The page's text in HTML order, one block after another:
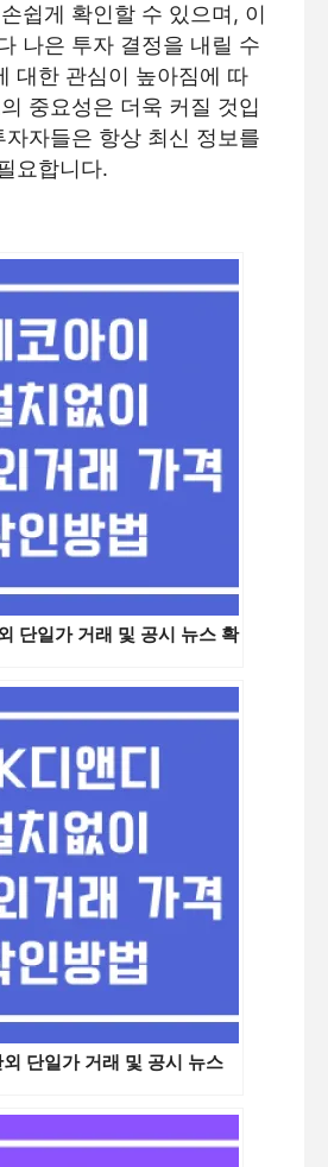
쉽게 확인할 수 있으며, 이
나은 투자 결정을 내릴 수
대한 관심이 높아짐에 따
중요성은 더욱 커질 것입
자자들은 항상 최신 정보를
요합니다.
단일가 거래 및 공시 뉴스 확
단일가 거래 및 공시 뉴스